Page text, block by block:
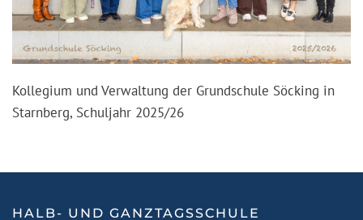
Kollegium und Verwaltung der Grundschule Söcking in
Starnberg, Schuljahr 2025/26
HALB- UND GANZTAGSSCHULE